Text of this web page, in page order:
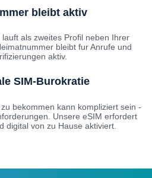
bleibt aktiv
als zweites Profil neben Ihrer
bleibt fur Anrufe und
aktiv.
SIM-Burokratie
bekommen kann kompliziert sein -
Unsere eSIM erfordert
digital von zu Hause aktiviert.